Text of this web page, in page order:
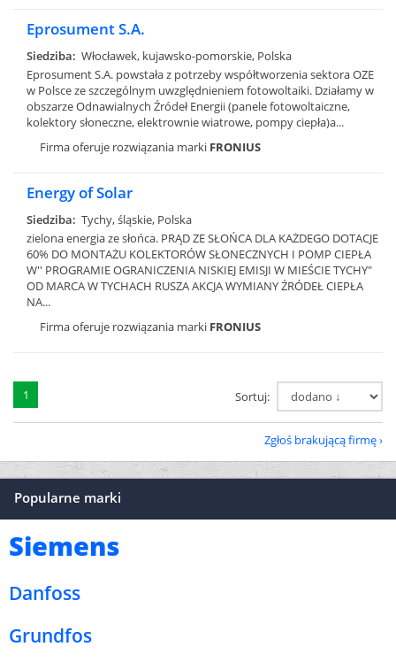
Eprosument S.A.
Siedziba: Włocławek, kujawsko-pomorskie, Polska
Eprosument S.A. powstała z potrzeby współtworzenia sektora OZE
w Polsce ze szczególnym uwzględnieniem fotowoltaiki. Działamy w
obszarze Odnawialnych Źródeł Energii (panele fotowoltaiczne,
kolektory słoneczne, elektrownie wiatrowe, pompy ciepła)a...
Firma oferuje rozwiązania marki FRONIUS
Energy of Solar
Siedziba: Tychy, śląskie, Polska
zielona energia ze słońca. PRĄD ZE SŁOŃCA DLA KAŻDEGO DOTACJE
60% DO MONTAŻU KOLEKTORÓW SŁONECZNYCH I POMP CIEPŁA
W'' PROGRAMIE OGRANICZENIA NISKIEJ EMISJI W MIEŚCIE TYCHY"
OD MARCA W TYCHACH RUSZA AKCJA WYMIANY ŹRÓDEŁ CIEPŁA
NA...
Firma oferuje rozwiązania marki FRONIUS
1 Sortuj:
Zgłoś brakującą firmę
Popularne marki
Siemens
Danfoss
Grundfos